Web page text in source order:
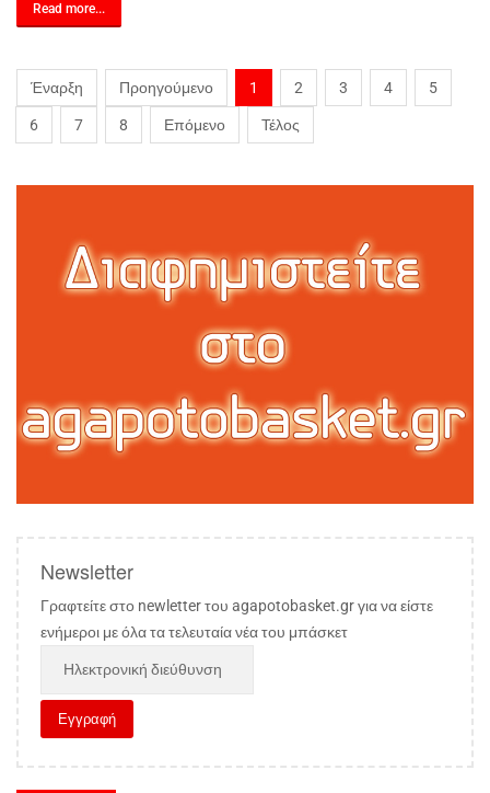
Read more...
Έναρξη Προηγούμενο 1 2 3 4 5
6 7 8 Επόμενο Τέλος
Newsletter
Γραφτείτε στο newletter του agapotobasket.gr για να είστε
ενήμεροι με όλα τα τελευταία νέα του μπάσκετ